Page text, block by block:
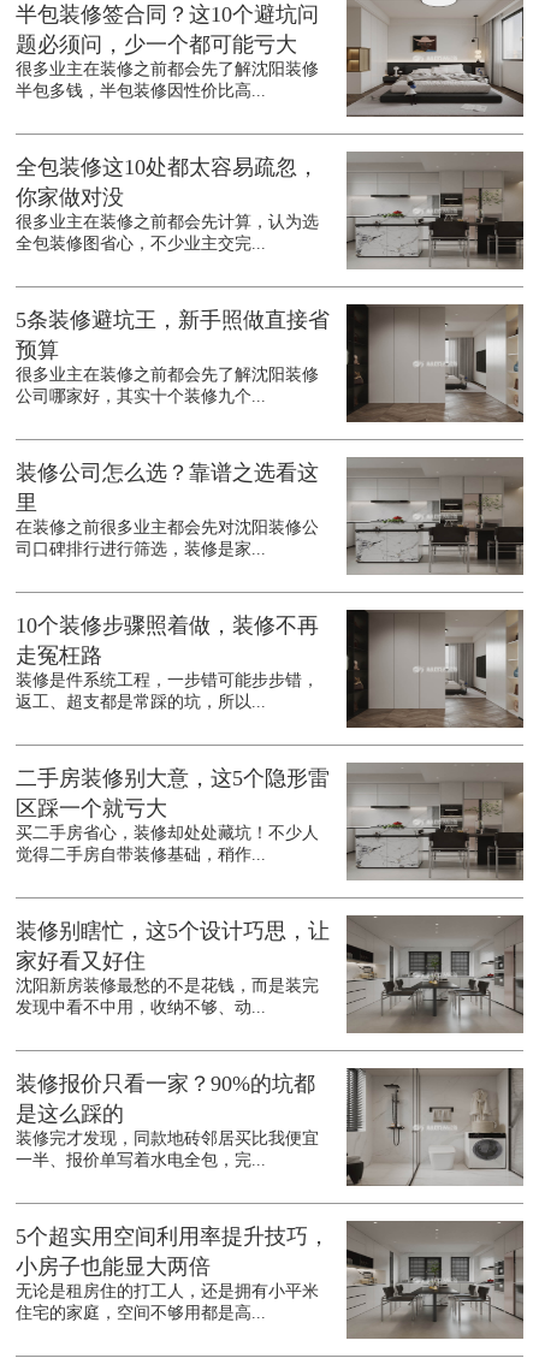
半包装修签合同？这10个避坑问
题必须问，少一个都可能亏大
很多业主在装修之前都会先了解沈阳装修
半包多钱，半包装修因性价比高...
全包装修这10处都太容易疏忽，
你家做对没
很多业主在装修之前都会先计算，认为选
全包装修图省心，不少业主交完...
5条装修避坑王，新手照做直接省
预算
很多业主在装修之前都会先了解沈阳装修
公司哪家好，其实十个装修九个...
装修公司怎么选？靠谱之选看这
里
在装修之前很多业主都会先对沈阳装修公
司口碑排行进行筛选，装修是家...
10个装修步骤照着做，装修不再
走冤枉路
装修是件系统工程，一步错可能步步错，
返工、超支都是常踩的坑，所以...
二手房装修别大意，这5个隐形雷
区踩一个就亏大
买二手房省心，装修却处处藏坑！不少人
觉得二手房自带装修基础，稍作...
装修别瞎忙，这5个设计巧思，让
家好看又好住
沈阳新房装修最愁的不是花钱，而是装完
发现中看不中用，收纳不够、动...
装修报价只看一家？90%的坑都
是这么踩的
装修完才发现，同款地砖邻居买比我便宜
一半、报价单写着水电全包，完...
5个超实用空间利用率提升技巧，
小房子也能显大两倍
无论是租房住的打工人，还是拥有小平米
住宅的家庭，空间不够用都是高...